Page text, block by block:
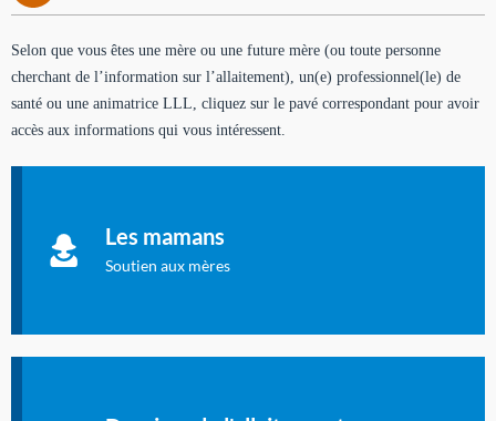
Selon que vous êtes une mère ou une future mère (ou toute personne
cherchant de l’information sur l’allaitement), un(e) professionnel(le) de
santé ou une animatrice LLL, cliquez sur le pavé correspondant pour avoir
accès aux informations qui vous intéressent.
Les mamans
Soutien aux mères
à allaiter et vous informer : toutes les rubriques qui
concernent l'allaitement.